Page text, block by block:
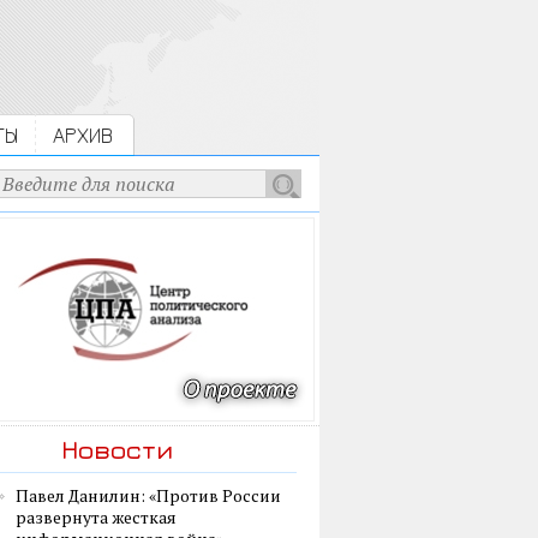
АРХИВ
Новости
Павел Данилин: «Против России
развернута жесткая